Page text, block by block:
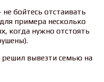
бойтесь отстаивать
примера несколько
когда нужно отстоять
решил вывезти семью на